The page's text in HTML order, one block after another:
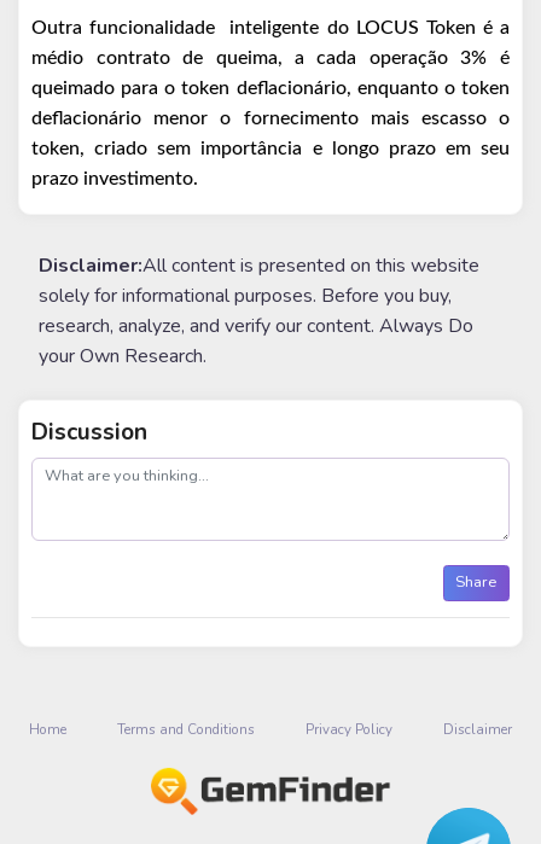
Outra funcionalidade
inteligente do LOCUS Token é a
médio contrato de queima, a cada operação 3% é
queimado para o token deflacionário, enquanto o token
deflacionário menor o fornecimento mais escasso o
token, criado sem importância e longo prazo em seu
prazo investimento.
Disclaimer:All content is presented on this website
solely for informational purposes. Before you buy,
research, analyze, and verify our content. Always Do
your Own Research.
Discussion
post
Share
Home Terms and Conditions Privacy Policy Disclaimer